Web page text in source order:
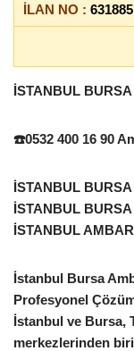
İLAN NO : 631885
İSTANBUL
☎️0532 400 16 90
İSTANBUL
İSTANBUL
İSTANBUL
İstanbul Bursa
Profesyonel
İstanbul ve Bursa,
merkezlerinden